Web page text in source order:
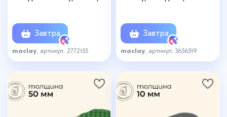
Завтра
maclay , артикул: 2772155
Завтра
maclay , артикул: 3656519